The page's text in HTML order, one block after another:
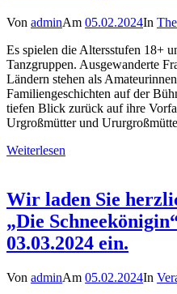
Von adminAm 05.02.2024In
Es spielen die Altersstufen 18+
Tanzgruppen. Ausgewanderte
Ländern stehen als
Familiengeschichten auf der
tiefen Blick zurück auf ihre
Urgroßmütter und
Weiterlesen
Wir laden Sie
„Die
03.03.2024 ein.
Von adminAm 05.02.2024In